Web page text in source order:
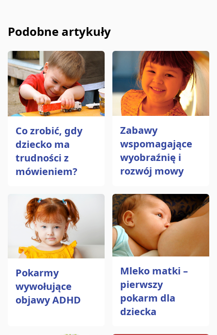
Podobne artykuły
Co zrobić, gdy
dziecko ma
trudności z
mówieniem?
Zabawy
wspomagające
wyobraźnię i
rozwój mowy
Pokarmy
wywołujące
objawy ADHD
Mleko matki –
pierwszy
pokarm dla
dziecka